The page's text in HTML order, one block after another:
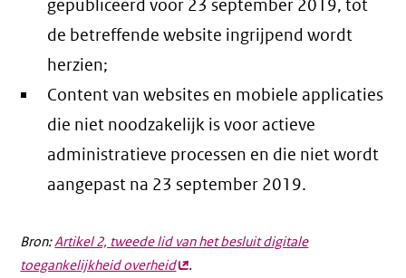
gepubliceerd voor 23 september 2019, tot
de betreffende website ingrijpend wordt
herzien;
Content van websites en mobiele applicaties
die niet noodzakelijk is voor actieve
administratieve processen en die niet wordt
aangepast na 23 september 2019.
Bron:Artikel 2, tweede lid van het besluit digitale
toegankelijkheid overheid(externe
.